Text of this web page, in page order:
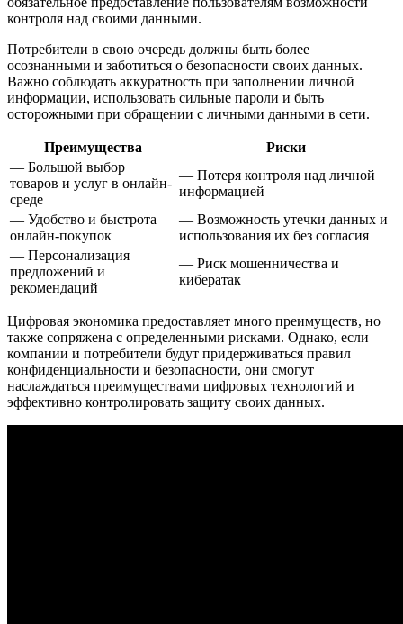
контроля над своими данными.
Потребители в свою очередь должны быть более
осознанными и заботиться о безопасности своих данных.
Важно соблюдать аккуратность при заполнении личной
информации, использовать сильные пароли и быть
осторожными при обращении с личными данными в сети.
Преимущества
Риски
— Большой выбор
товаров и услуг в онлайн-
среде
— Потеря контроля над личной
информацией
— Удобство и быстрота
онлайн-покупок
— Возможность утечки данных и
использования их без согласия
— Персонализация
предложений и
рекомендаций
— Риск мошенничества и
кибератак
Цифровая экономика предоставляет много преимуществ, но
также сопряжена с определенными рисками. Однако, если
компании и потребители будут придерживаться правил
конфиденциальности и безопасности, они смогут
наслаждаться преимуществами цифровых технологий и
эффективно контролировать защиту своих данных.